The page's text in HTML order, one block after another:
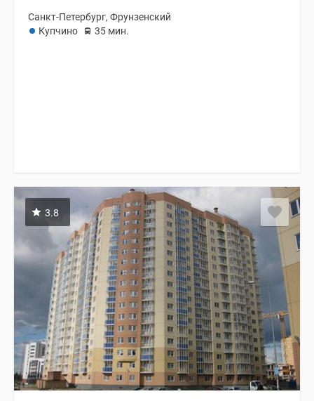
Санкт-Петербург, Фрунзенский
Купчино
35 мин.
3.8